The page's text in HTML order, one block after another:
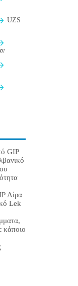
UZS
GIP
Λίρα
Lek
κάποιο